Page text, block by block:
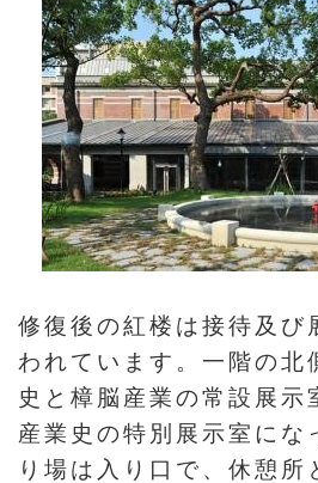
修復後の紅楼は接待及び
われています。一階の北
史と樟脳産業の常設展示
産業史の特別展示室にな
り場は入り口で、休憩所